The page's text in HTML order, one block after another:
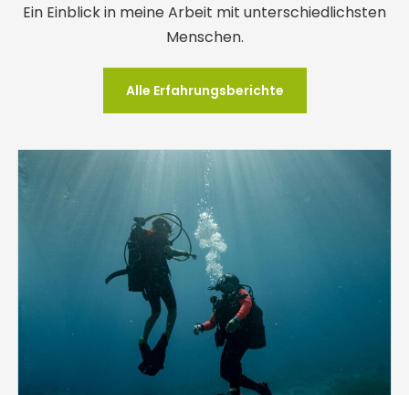
Ein Einblick in meine Arbeit mit unterschiedlichsten
Menschen.
Alle Erfahrungsberichte